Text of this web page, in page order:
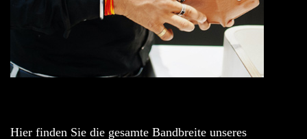
Hier finden Sie die gesamte Bandbreite unseres